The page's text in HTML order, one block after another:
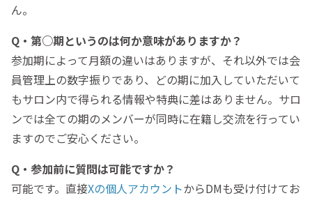
ん。
Q・第○期というのは何か意味がありますか？
参加期によって月額の違いはありますが、それ以外では会
員管理上の数字振りであり、どの期に加入していただいて
もサロン内で得られる情報や特典に差はありません。サロ
ンでは全ての期のメンバーが同時に在籍し交流を行ってい
ますのでご安心ください。
Q・参加前に質問は可能ですか？
可能です。直接Xの個人アカウントからDMも受け付けてお